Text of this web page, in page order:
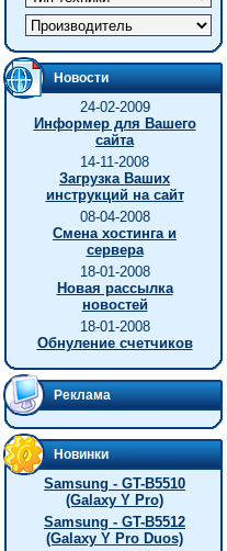
Новости
24-02-2009
Информер для Вашего
сайта
14-11-2008
Загрузка Ваших
инструкций на сайт
08-04-2008
Смена хостинга и
сервера
18-01-2008
Новая рассылка
новостей
18-01-2008
Обнуление счетчиков
Реклама
Новинки
Samsung - GT-B5510
(Galaxy Y Pro)
Samsung - GT-B5512
(Galaxy Y Pro Duos)